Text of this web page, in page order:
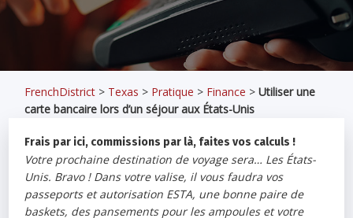
FrenchDistrict > Texas > Pratique > Finance >Utiliser une
carte bancaire lors d’un séjour aux États-Unis
Frais par ici, commissions par là, faites vos calculs !
Votre prochaine destination de voyage sera… Les États-
Unis. Bravo ! Dans votre valise, il vous faudra vos
passeports et autorisation ESTA, une bonne paire de
baskets, des pansements pour les ampoules et votre